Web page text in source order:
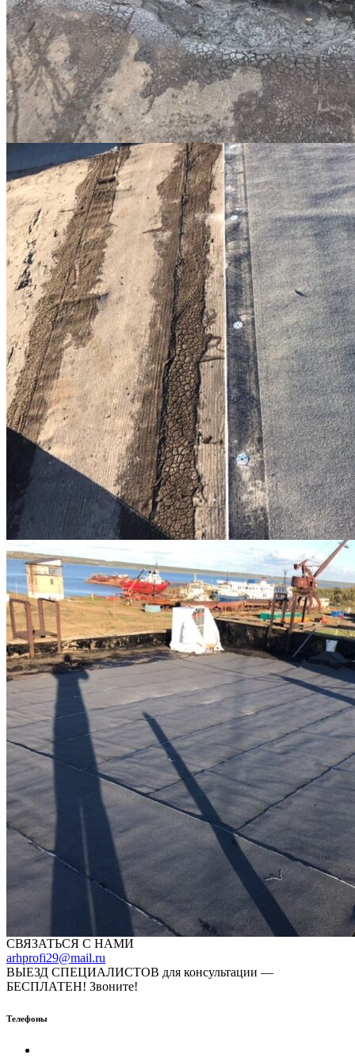
СВЯЗАТЬСЯ С НАМИ
arhprofi29@mail.ru
ВЫЕЗД СПЕЦИАЛИСТОВ для консультации —
БЕСПЛАТЕН! Звоните!
Телефоны